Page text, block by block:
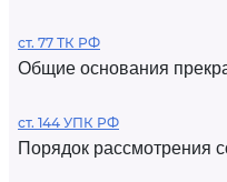
ст. 77 ТК РФ
Общие основания
ст. 144 УПК РФ
Порядок рассмотрения